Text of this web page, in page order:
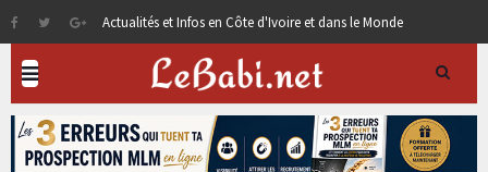
Actualités et Infos en Côte d'Ivoire et dans le Monde